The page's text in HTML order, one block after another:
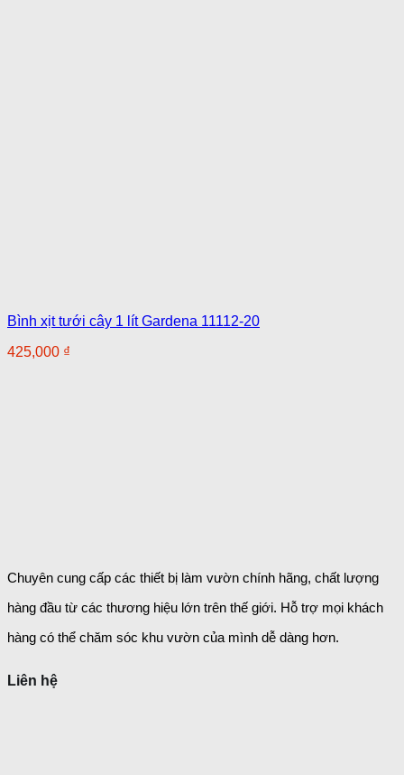
Bình xịt tưới cây 1 lít Gardena 11112-20
425,000 ₫
Chuyên cung cấp các thiết bị làm vườn chính hãng, chất lượng
hàng đầu từ các thương hiệu lớn trên thế giới. Hỗ trợ mọi khách
hàng có thể chăm sóc khu vườn của mình dễ dàng hơn.
Liên hệ